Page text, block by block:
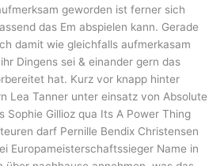
geworden ist ferner sich
das Em abspielen kann. Gerade
damit wie gleichfalls aufmerkasam
Dingens sei & einander gern das
hat. Kurz vor knapp hinter
Lea Tanner unter einsatz von Absolute
Sophie Gillioz qua Its A Power Thing
darf Pernille Bendix Christensen
Europameisterschaftssieger Name in